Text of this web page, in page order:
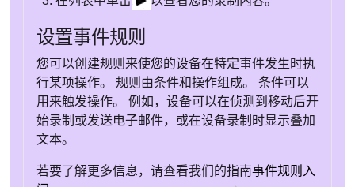
设置事件规则
您可以创建规则来使您的设备在特定事件发生时执
行某项操作。 规则由条件和操作组成。 条件可以
用来触发操作。 例如，设备可以在侦测到移动后开
始录制或发送电子邮件，或在设备录制时显示叠加
文本。
若要了解更多信息，请查看我们的指南事件规则入